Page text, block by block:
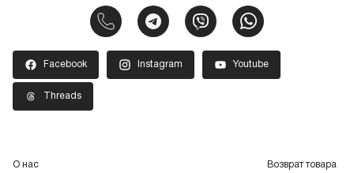
Facebook Instagram Youtube
Threads
О нас Возврат товара